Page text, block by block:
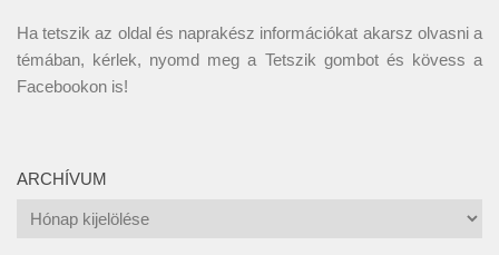
Ha tetszik az oldal és naprakész információkat akarsz olvasni a
témában, kérlek, nyomd meg a Tetszik gombot és kövess a
Facebookon is!
ARCHÍVUM
Archívum